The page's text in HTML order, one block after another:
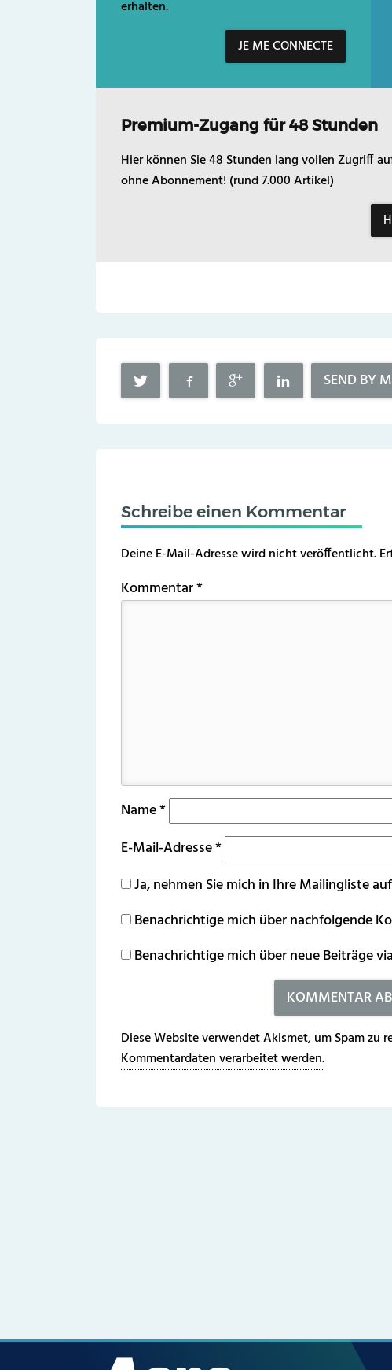
erhalten.
JE ME CONNECTE
Premium-Zugang für 48 Stunden
Hier können Sie 48 Stunden lang vollen Zugriff
ohne Abonnement! (rund 7.000 Artikel)
SEND BY
Schreibe einen Kommentar
Deine E-Mail-Adresse wird nicht veröffentlicht.
Kommentar*
Name*
E-Mail-Adresse*
Ja, nehmen Sie mich in Ihre Mailingliste
Benachrichtige mich über nachfolgende
Benachrichtige mich über neue Beiträge
Diese Website verwendet Akismet, um Spam zu
Kommentardaten verarbeitet werden.